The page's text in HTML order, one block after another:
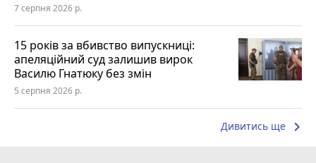
7 серпня 2026 р.
15 років за вбивство випускниці:
апеляційний суд залишив вирок
Василю Гнатюку без змін
5 серпня 2026 р.
Дивитись ще keyboard_arrow_right